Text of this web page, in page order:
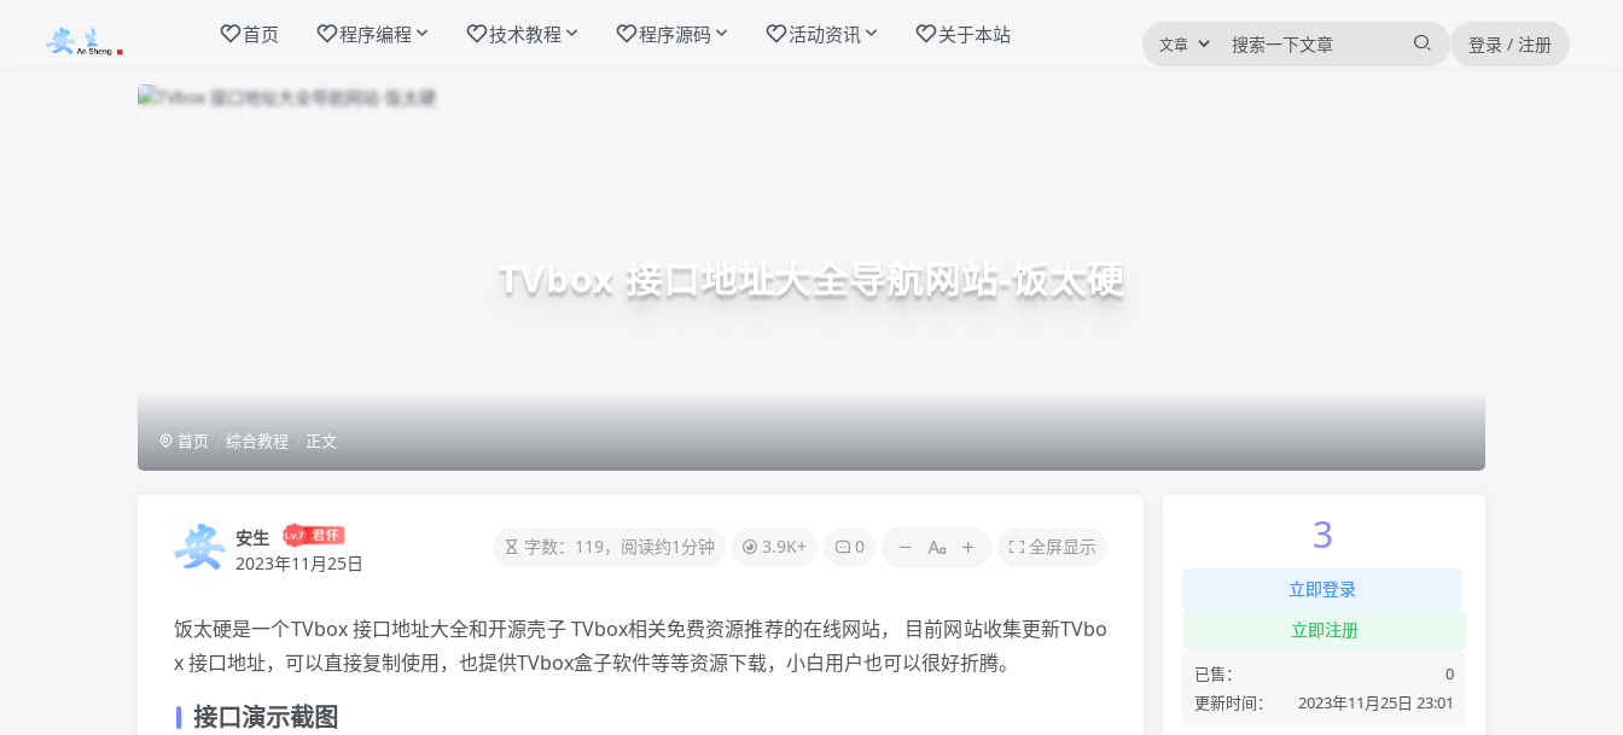
首页 程序编程 技术教程 程序源码 活动资讯 关于本站 登录 / 注册
TVbox 接口地址大全导航网站-饭太硬
首页 综合教程 正文
安生
2023年11月25日
字数：119，阅读约1分钟 3.9K+ 0 全屏显示
饭太硬是一个TVbox 接口地址大全和开源壳子 TVbox相关免费资源推荐的在线网站， 目前网站收集更新TVbo
x 接口地址，可以直接复制使用，也提供TVbox盒子软件等等资源下载，小白用户也可以很好折腾。
接口演示截图
3
立即登录
立即注册
已售：
0
更新时间：
2023年11月25日 23:01